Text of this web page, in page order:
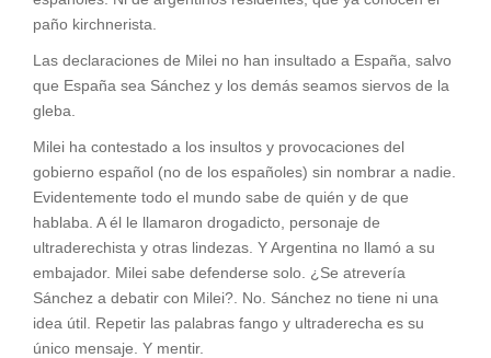
paño kirchnerista.
Las declaraciones de Milei no han insultado a España, salvo
que España sea Sánchez y los demás seamos siervos de la
gleba.
Milei ha contestado a los insultos y provocaciones del
gobierno español (no de los españoles) sin nombrar a nadie.
Evidentemente todo el mundo sabe de quién y de que
hablaba. A él le llamaron drogadicto, personaje de
ultraderechista y otras lindezas. Y Argentina no llamó a su
embajador. Milei sabe defenderse solo. ¿Se atrevería
Sánchez a debatir con Milei?. No. Sánchez no tiene ni una
idea útil. Repetir las palabras fango y ultraderecha es su
único mensaje. Y mentir.